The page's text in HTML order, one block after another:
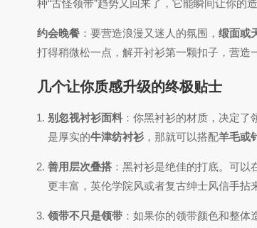
种“古怪领带”趋势又回来了，它能瞬间让你的
约会晚餐 ：要营造浪漫又迷人的氛围， 缎面或
打得稍微松一点，解开衬衫第一颗扣子，营造
几个让你质感升级的终极贴士
别忽视衬衫面料 ：你黑衬衫的材质，决定
是厚实的牛津纺衬衫 ，那就可以搭配羊毛或
善用层次叠搭 ：黑衬衫是绝佳的打底。可以
更丰富，英伦学院风或者复古绅士风信手拈
领带不只是领带 ：如果你的领带颜色和整